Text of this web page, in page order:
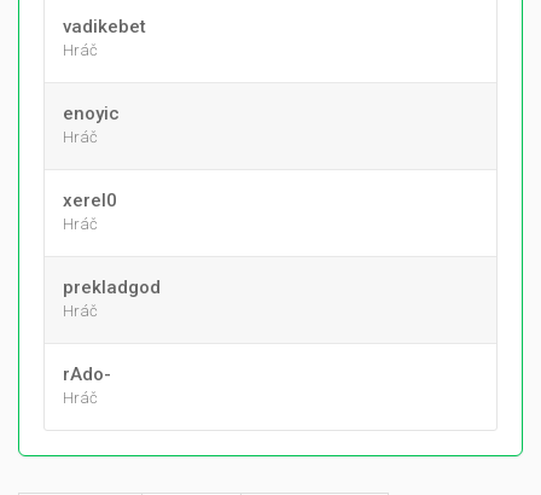
vadikebet
Hráč
enoyic
Hráč
xerel0
Hráč
prekladgod
Hráč
rAdo-
Hráč